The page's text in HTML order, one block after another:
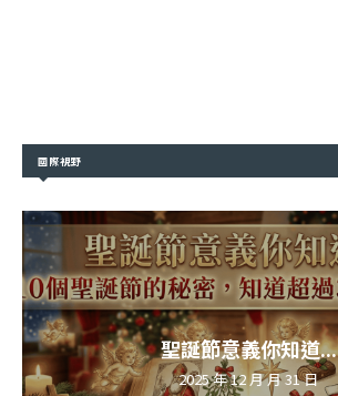
國際視野
聖誕節意義你知道...
2025 年 12 月 月 31 日